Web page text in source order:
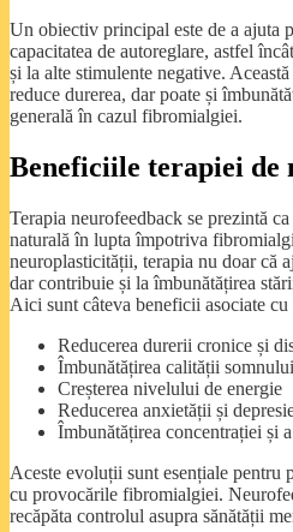
Un obiectiv principal este de a ajuta
capacitatea de autoreglare, astfel
și la alte stimulente negative.
reduce durerea, dar poate și
generală în cazul fibromialgiei.
Beneficiile terapiei de
Terapia neurofeedback se prezintă
naturală în lupta împotriva
neuroplasticității, terapia nu doar că
dar contribuie și la îmbunătățirea
Aici sunt câteva beneficii asociate
Reducerea durerii cronice și
Îmbunătățirea calității somnului
Creșterea nivelului de energie
Reducerea anxietății și
Îmbunătățirea concentrației și
Aceste evoluții sunt esențiale pentru
cu provocările fibromialgiei.
recăpăta controlul asupra sănătății